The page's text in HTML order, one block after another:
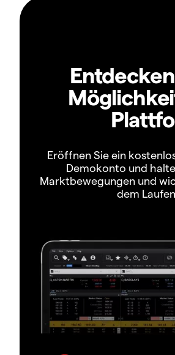
Eröffnen Sie ein
Demokonto und
Marktbewegungen und
dem